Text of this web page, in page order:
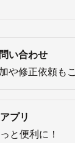
い合わせ
や修正依頼も
プリ
と便利に！